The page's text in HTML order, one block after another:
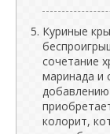
Куриные
сочетание
маринада и
колорит,